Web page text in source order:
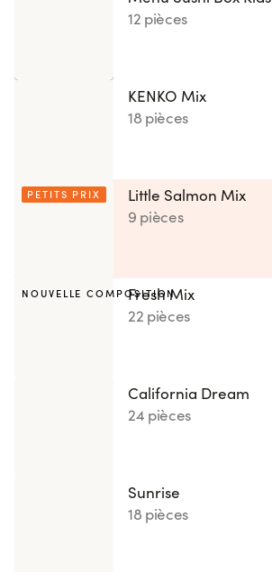
12 pièces
KENKO Mix
18 pièces
PETITS PRIX
Little Salmon Mix
9 pièces
NOUVELLE COMPOSITION
Fresh Mix
22 pièces
California Dream
24 pièces
Sunrise
18 pièces